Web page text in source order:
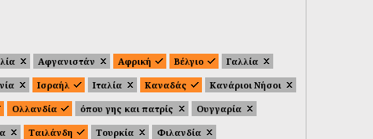
Αφγανιστάν Αφρική Βέλγιο
Γαλλία
Ισραήλ Ιταλία Καναδάς
Κανάριοι Νήσοι
Ολλανδία όπου γης και πατρίς
Ουγγαρία
Ταιλάνδη Τουρκία Φιλανδία